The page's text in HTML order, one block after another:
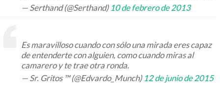
— Serthand (@Serthand) 10 de febrero de 2013
Es maravilloso cuando con sólo una mirada eres capaz
de entenderte con alguien, como cuando miras al
camarero y te trae otra ronda.
— Sr. Gritos ™ (@Edvardo_Munch) 12 de junio de 2015